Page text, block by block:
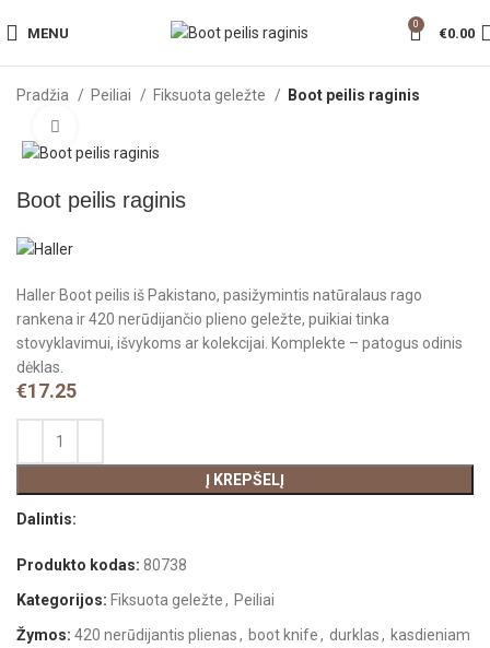
MENU
0
€0.00
Pradžia Peiliai Fiksuota geležte Boot peilis raginis
Boot peilis raginis
Haller Boot peilis iš Pakistano, pasižymintis natūralaus rago
rankena ir 420 nerūdijančio plieno geležte, puikiai tinka
stovyklavimui, išvykoms ar kolekcijai. Komplekte – patogus odinis
dėklas.
€17.25
Į KREPŠELĮ
Dalintis:
Produkto kodas:80738
Kategorijos: Fiksuota geležte, Peiliai
Žymos: 420 nerūdijantis plienas, boot knife, durklas, kasdieniam